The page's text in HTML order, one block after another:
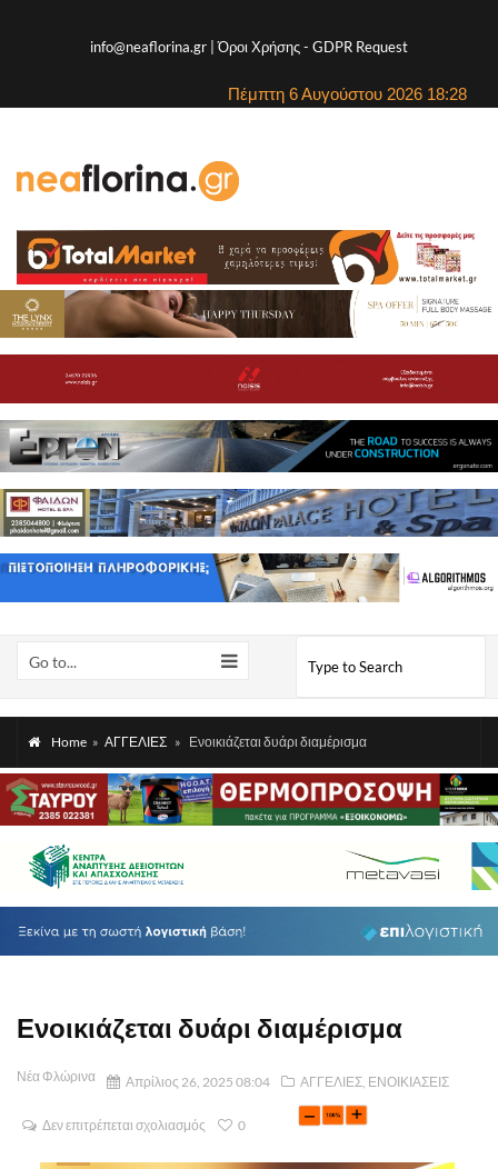
info@neaflorina.gr |Όροι Χρήσης- GDPR Request
Πέμπτη 6 Αυγούστου 2026 18:28
Go to...
Home » ΑΓΓΕΛΙΕΣ » Ενοικιάζεται δυάρι διαμέρισμα
Ενοικιάζεται δυάρι διαμέρισμα
Νέα Φλώρινα Απρίλιος 26, 2025 08:04 ΑΓΓΕΛΙΕΣ ΕΝΟΙΚΙΑΣΕΙΣ
Δεν επιτρέπεται σχολιασμός 0